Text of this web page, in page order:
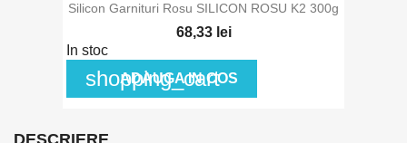
Silicon Garnituri Rosu SILICON ROSU K2 300g
68,33 lei
In stoc
shopping_cart
ADAUGA IN COS
DESCRIERE